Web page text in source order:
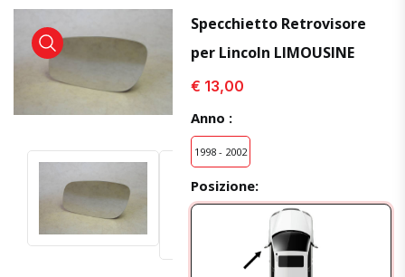
visualizza prodotto visualizza prodotto
Specchietto Retrovisore
per Lincoln LIMOUSINE
€ 13,00
Anno :
1998 - 2002
Posizione: